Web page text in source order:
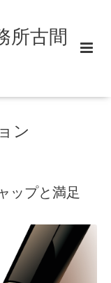
所古間
ン
ップと満足